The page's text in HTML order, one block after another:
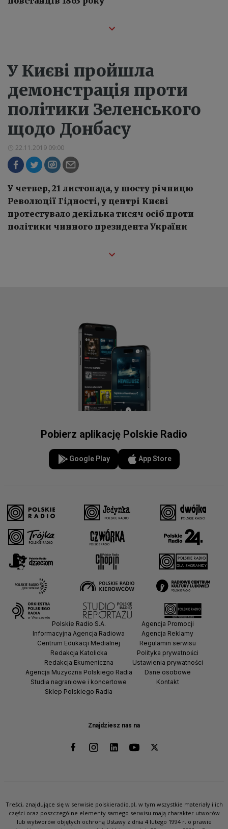
У Києві пройшла
демонстрація проти
політики Зеленського
щодо Донбасу
22.11.2019 09:00
У четвер, 21 листопада, у шосту річницю
Революції Гідності, у центрі Києві
протестувало декілька тисяч осіб проти
політики чинного президента України
Pobierz aplikację Polskie Radio
Google Play App Store
Znajdziesz nas na
Polskie Radio S.A.
Informacyjna Agencja Radiowa
Centrum Edukacji Medialnej
Redakcja Katolicka
Redakcja Ekumeniczna
Agencja Muzyczna Polskiego Radia
Studia nagraniowe i koncertowe
Sklep Polskiego Radia
Agencja Promocji
Agencja Reklamy
Regulamin serwisu
Polityka prywatności
Ustawienia prywatności
Dane osobowe
Kontakt
Treści, znajdujące się w serwisie polskieradio.pl, w tym wszystkie materiały i ich
części oraz poszczególne elementy samego serwisu mają charakter utworów
lub wytworów objętych ochroną Ustawy z dnia 4 lutego 1994 r. o prawie